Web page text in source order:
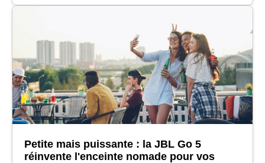
Petite mais puissante : la JBL Go 5
réinvente l'enceinte nomade pour vos